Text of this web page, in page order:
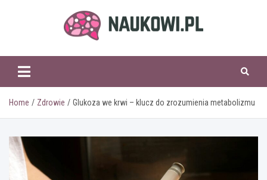
naukowi.pl
Home Zdrowie Glukoza we krwi – klucz do zrozumienia metabolizmu